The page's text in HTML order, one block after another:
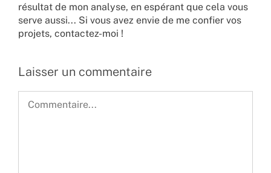
résultat de mon analyse, en espérant que cela vous
serve aussi... Si vous avez envie de me confier vos
projets, contactez-moi !
Laisser un commentaire